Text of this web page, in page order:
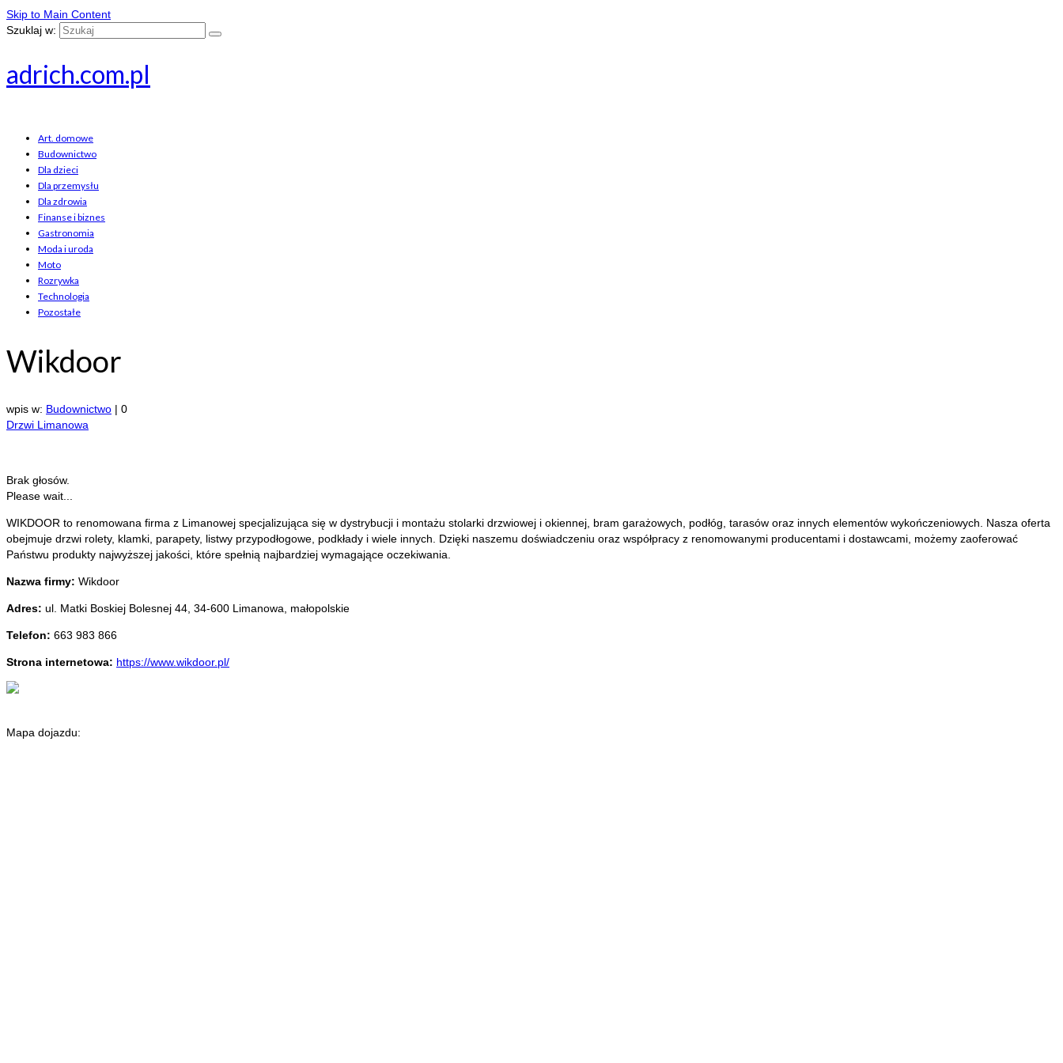
Skip to Main Content
Szuklaj w:
adrich.com.pl
Art. domowe
Budownictwo
Dla dzieci
Dla przemysłu
Dla zdrowia
Finanse i biznes
Gastronomia
Moda i uroda
Moto
Rozrywka
Technologia
Pozostałe
Wikdoor
wpis w: Budownictwo | 0
Drzwi Limanowa
Brak głosów.
Please wait...
WIKDOOR to renomowana firma z Limanowej specjalizująca się w dystrybucji i montażu stolarki drzwiowej i okiennej, bram garażowych, podłóg, tarasów oraz innych elementów wykończeniowych. Nasza oferta
obejmuje drzwi rolety, klamki, parapety, listwy przypodłogowe, podkłady i wiele innych. Dzięki naszemu doświadczeniu oraz współpracy z renomowanymi producentami i dostawcami, możemy zaoferować
Państwu produkty najwyższej jakości, które spełnią najbardziej wymagające oczekiwania.
Nazwa firmy: Wikdoor
Adres: ul. Matki Boskiej Bolesnej 44 34-600 Limanowa małopolskie
Telefon: 663 983 866
Strona internetowa: https://www.wikdoor.pl/
Mapa dojazdu: